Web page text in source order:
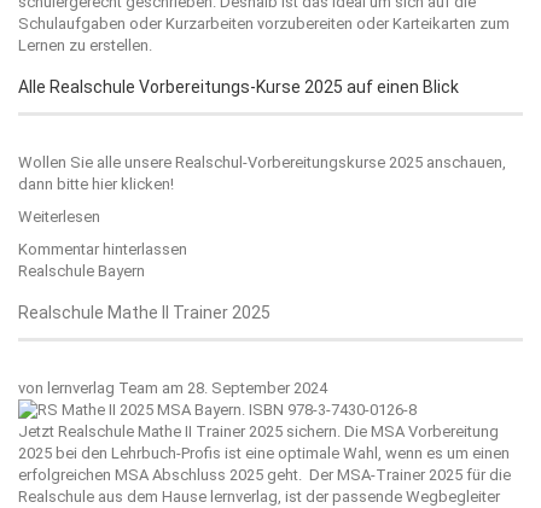
Schulaufgaben oder Kurzarbeiten vorzubereiten oder Karteikarten zum
Lernen zu erstellen.
Alle Realschule Vorbereitungs-Kurse 2025 auf einen Blick
Wollen Sie alle unsere Realschul-Vorbereitungskurse 2025 anschauen,
dann bitte hier klicken!
Weiterlesen
Kommentar hinterlassen
Realschule Bayern
Realschule Mathe II Trainer 2025
von lernverlag Team am 28. September 2024
Jetzt Realschule Mathe II Trainer 2025 sichern. Die MSA Vorbereitung
2025 bei den Lehrbuch-Profis ist eine optimale Wahl, wenn es um einen
erfolgreichen MSA Abschluss 2025 geht. Der MSA-Trainer 2025 für die
Realschule aus dem Hause lernverlag, ist der passende Wegbegleiter